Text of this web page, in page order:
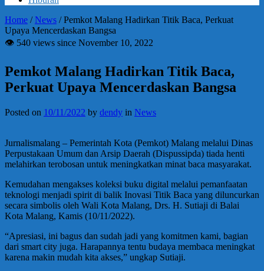
Home /News /Pemkot Malang Hadirkan Titik Baca, Perkuat
Upaya Mencerdaskan Bangsa
👁 540 views since November 10, 2022
Pemkot Malang Hadirkan Titik Baca,
Perkuat Upaya Mencerdaskan Bangsa
Posted on 10/11/2022 by dendy in News
Jurnalismalang – Pemerintah Kota (Pemkot) Malang melalui Dinas
Perpustakaan Umum dan Arsip Daerah (Dispussipda) tiada henti
melahirkan terobosan untuk meningkatkan minat baca masyarakat.
Kemudahan mengakses koleksi buku digital melalui pemanfaatan
teknologi menjadi spirit di balik Inovasi Titik Baca yang diluncurkan
secara simbolis oleh Wali Kota Malang, Drs. H. Sutiaji di Balai
Kota Malang, Kamis (10/11/2022).
“Apresiasi, ini bagus dan sudah jadi yang komitmen kami, bagian
dari smart city juga. Harapannya tentu budaya membaca meningkat
karena makin mudah kita akses,” ungkap Sutiaji.